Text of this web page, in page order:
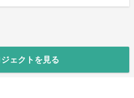
ェクトを見る